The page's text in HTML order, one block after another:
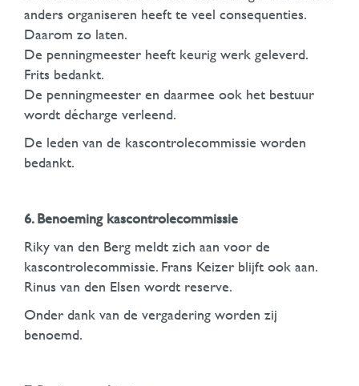
anders organiseren heeft te veel consequenties.
Daarom zo laten.
De penningmeester heeft keurig werk geleverd.
Frits bedankt.
De penningmeester en daarmee ook het bestuur
wordt décharge verleend.
De leden van de kascontrolecommissie worden
bedankt.
6. Benoeming kascontrolecommissie
Riky van den Berg meldt zich aan voor de
kascontrolecommissie. Frans Keizer blijft ook aan.
Rinus van den Elsen wordt reserve.
Onder dank van de vergadering worden zij
benoemd.